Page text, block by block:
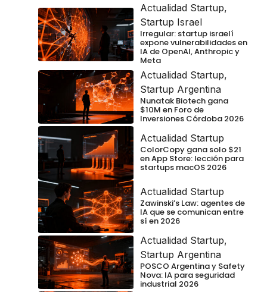
Actualidad Startup,
Startup Israel
Irregular: startup israelí
expone vulnerabilidades en
IA de OpenAI, Anthropic y
Meta
Actualidad Startup,
Startup Argentina
Nunatak Biotech gana
$10M en Foro de
Inversiones Córdoba 2026
Actualidad Startup
ColorCopy gana solo $21
en App Store: lección para
startups macOS 2026
Actualidad Startup
Zawinski’s Law: agentes de
IA que se comunican entre
sí en 2026
Actualidad Startup,
Startup Argentina
POSCO Argentina y Safety
Nova: IA para seguridad
industrial 2026